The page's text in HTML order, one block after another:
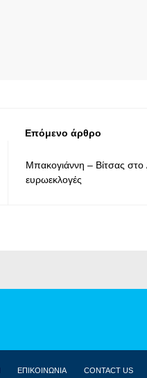
Επόμενο άρθρο
Μπακογιάννη – Βίτσας στο
ευρωεκλογές
ΕΠΙΚΟΙΝΩΝΙΑ CONTACT US